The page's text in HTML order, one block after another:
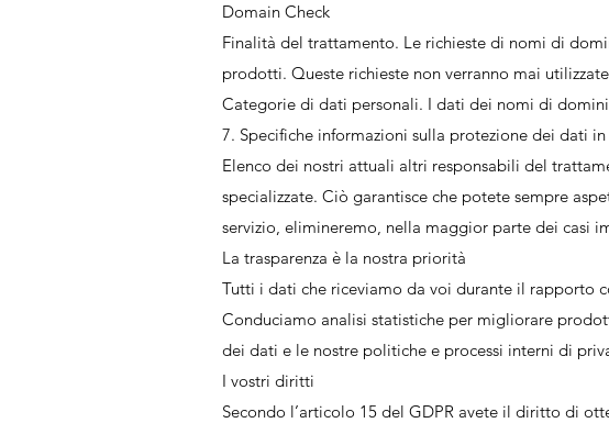
Domain Check
Finalità del trattamento. Le richieste di nomi di
prodotti. Queste richieste non verranno mai
Categorie di dati personali. I dati dei nomi di
7. Specifiche informazioni sulla protezione dei dati in
Elenco dei nostri attuali altri responsabili del
specializzate. Ciò garantisce che potete sempre
servizio, elimineremo, nella maggior parte dei casi
La trasparenza è la nostra priorità
Tutti i dati che riceviamo da voi durante il rapporto
Conduciamo analisi statistiche per migliorare
dei dati e le nostre politiche e processi interni di
I vostri diritti
Secondo l’articolo 15 del GDPR avete il diritto di